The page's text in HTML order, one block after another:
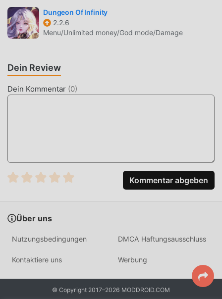
SCHÖNER BILDSCHIRM
Wie traditionelle rpg-Spiele hat The Game is Bugged!
einen einzigartigen Kunststil, und seine hochwertigen
vergleichen Im Vergleich zu herkömmlichen rpg-Spielen
hat The Game is Bugged! 1.35.99 eine aktualisierte
virtuelle Engine eingeführt und mutige Upgrades
die sicherstellen, dass alle Liebhaber von rpg-Spielen das
Glück voll genießen können gebracht von The Game is
Bugged! 1.35.99
Das traditionelle rpg-Spiel erfordert, dass Benutzer viel
Zeit damit verbringen, ihren Reichtum/ihre
Fähigkeiten/Fähigkeiten im Spiel anzuhäufen, was sowohl
das Merkmal als auch der Spaß des Spiels ist, aber
gleichzeitig wird der Anhäufungsprozess unvermeidlich
Dungeon Of Infinity
2.2.6
Menu/Unlimited money/God mode/Damage
Dein Review
Dein Kommentar (0)
Kommentar abgeben
Über uns
Nutzungsbedingungen DMCA Haftungsausschluss
Kontaktiere uns Werbung
© Copyright 2017–2026 MODDROID.COM